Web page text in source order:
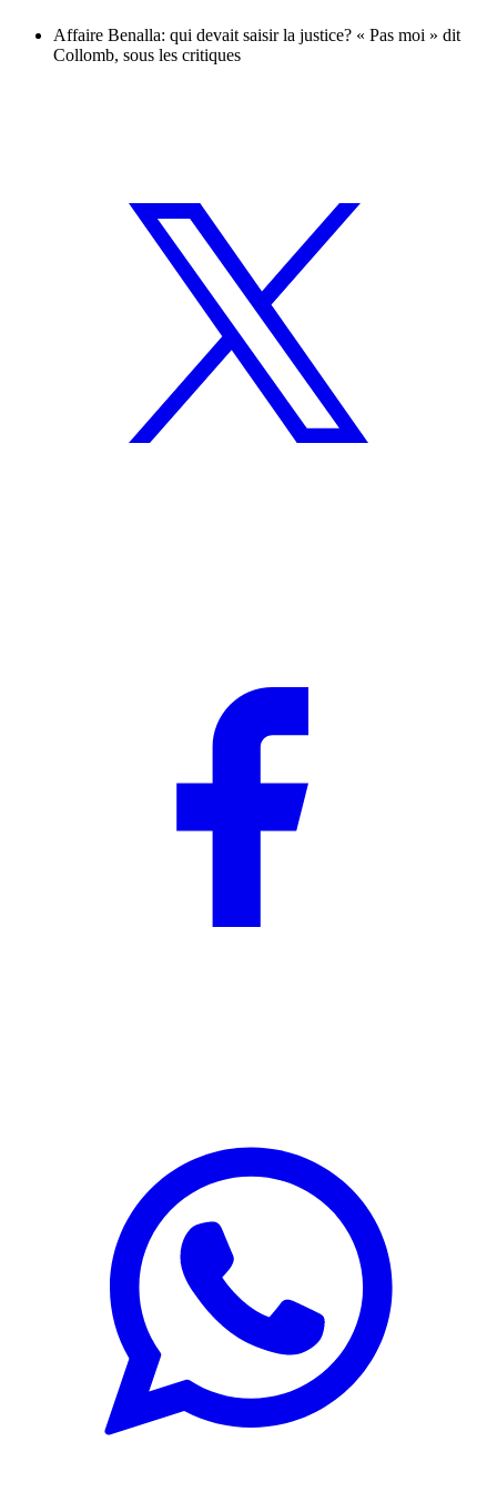
Affaire Benalla: qui devait saisir la justice? « Pas moi » dit
Collomb, sous les critiques